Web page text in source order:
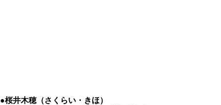
●桜井木穂（さくらい・きほ）